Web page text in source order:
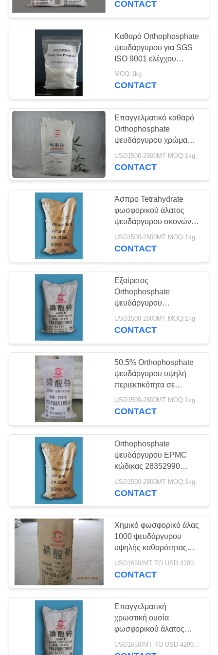
Σύνδεσμος
φωσφορικού άλατος
αλουμινίου
31
Metaphosphate
αργιλίου
23
Dihydrogen
αλουμινίου
τριφωσφορικό άλας
49
Αντι διαβρωτικές
χρωστικές ουσίες
CONTACT
Καθαρό Orthophosphate
ψευδάργυρου για SGS
ISO 9001 ελέγχου
διάβρωσης το
πιστοποιητικό
MOQ:1kg
CONTACT
Επαγγελματικό καθαρό
Orthophosphate
ψευδάργυρου χρώμα
νερού φωσφορικού
άλατος ψευδάργυρου
USD1500-2800MT MOQ:1kg
CONTACT
Άσπρο Tetrahydrate
φωσφορικού άλατος
ψευδάργυρου σκονών,
ανασταλτικός
παράγοντας CAS 7779
USD1500-2800MT MOQ:1kg
CONTACT
Εξαίρετος
Orthophosphate
ψευδάργυρου
ανασταλτικός
παράγοντας διάβρωσης,
πλέγματος
USD1500-2800MT MOQ:1kg
CONTACT
50.5% Orthophosphate
ψευδάργυρου υψηλή
περιεκτικότητα σε
ψευδάργυρο για
βασισμένη την στο
USD1500-2800MT MOQ:1kg
CONTACT
Orthophosphate
ψευδάργυρου EPMC
κώδικας 28352990
κατεργασίας ύδατος HS
γρήγορα που ξεραίνει
USD1500-2800MT MOQ:1kg
CONTACT
Χημικό φωσφορικό άλας
1000 ψευδάργυρου
υψηλής καθαρότητας
SGS σκονών
χρωστικών ουσιών
CONTACT
Επαγγελματική
χρωστική ουσία
φωσφορικού άλατος
ψευδάργυρου, ισχυρή
αντιοξειδωτική
USD1650/MT TO USD 4280 MOQ:1kg